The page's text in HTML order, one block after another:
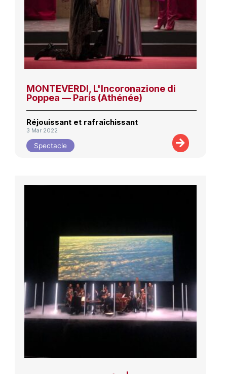
MONTEVERDI, L'Incoronazione di
Poppea — Paris (Athénée)
Réjouissant et rafraîchissant
3 Mar 2022
Spectacle